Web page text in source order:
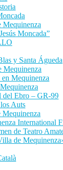
Mequinenza
Moncada”
y Santa Águeda
Mequinenza
Mequinenza
del Ebro – GR-99
Auts
Mequinenza
International
de Teatro
de